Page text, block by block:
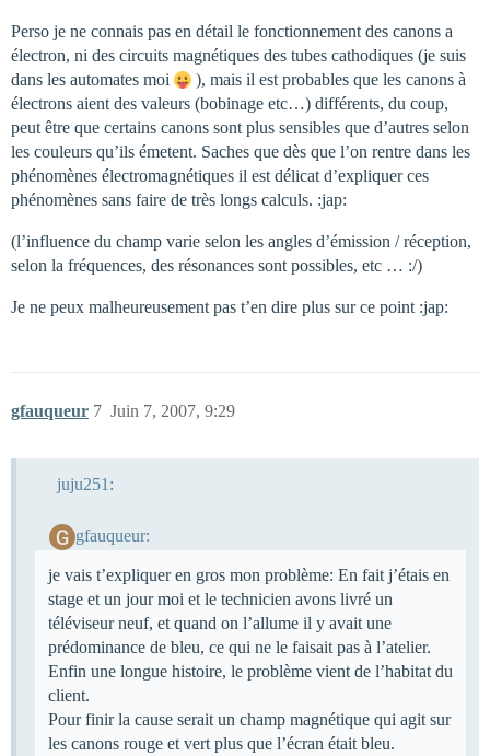
Perso je ne connais pas en détail le fonctionnement des canons a
électron, ni des circuits magnétiques des tubes cathodiques (je suis
dans les automates moi
), mais il est probables que les canons à
électrons aient des valeurs (bobinage etc…) différents, du coup,
peut être que certains canons sont plus sensibles que d’autres selon
les couleurs qu’ils émetent. Saches que dès que l’on rentre dans les
phénomènes électromagnétiques il est délicat d’expliquer ces
phénomènes sans faire de très longs calculs. :jap:
(l’influence du champ varie selon les angles d’émission / réception,
selon la fréquences, des résonances sont possibles, etc … :/)
Je ne peux malheureusement pas t’en dire plus sur ce point :jap:
gfauqueur Juin 7, 2007, 9:29
7
juju251:
gfauqueur:
je vais t’expliquer en gros mon problème: En fait j’étais en
stage et un jour moi et le technicien avons livré un
téléviseur neuf, et quand on l’allume il y avait une
prédominance de bleu, ce qui ne le faisait pas à l’atelier.
Enfin une longue histoire, le problème vient de l’habitat du
client.
Pour finir la cause serait un champ magnétique qui agit sur
les canons rouge et vert plus que l’écran était bleu.